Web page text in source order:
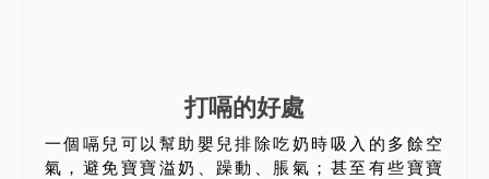
打嗝的好處
一個嗝兒可以幫助嬰兒排除吃奶時吸入的多餘空
氣，避免寶寶溢奶、躁動、脹氣；甚至有些寶寶